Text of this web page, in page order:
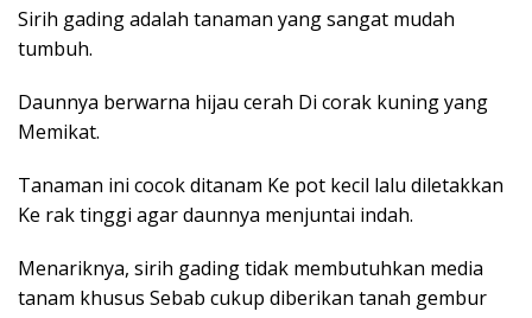
Sirih gading adalah tanaman yang sangat mudah
tumbuh.
Daunnya berwarna hijau cerah Di corak kuning yang
Memikat.
Tanaman ini cocok ditanam Ke pot kecil lalu diletakkan
Ke rak tinggi agar daunnya menjuntai indah.
Menariknya, sirih gading tidak membutuhkan media
tanam khusus Sebab cukup diberikan tanah gembur